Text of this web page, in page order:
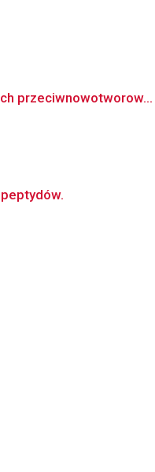
przeciwnowotworow...